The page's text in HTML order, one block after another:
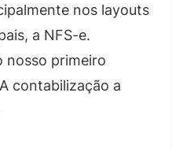
nos layouts
a NFS-e.
nosso primeiro
contabilização a